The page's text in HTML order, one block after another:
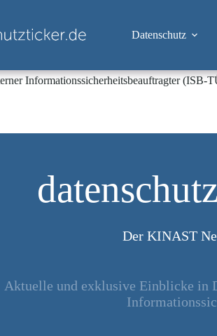
Datenschutz
Informationssicherheitsbeauftragter (ISB-
Der KINAST
Aktuelle und exklusive Einblicke in